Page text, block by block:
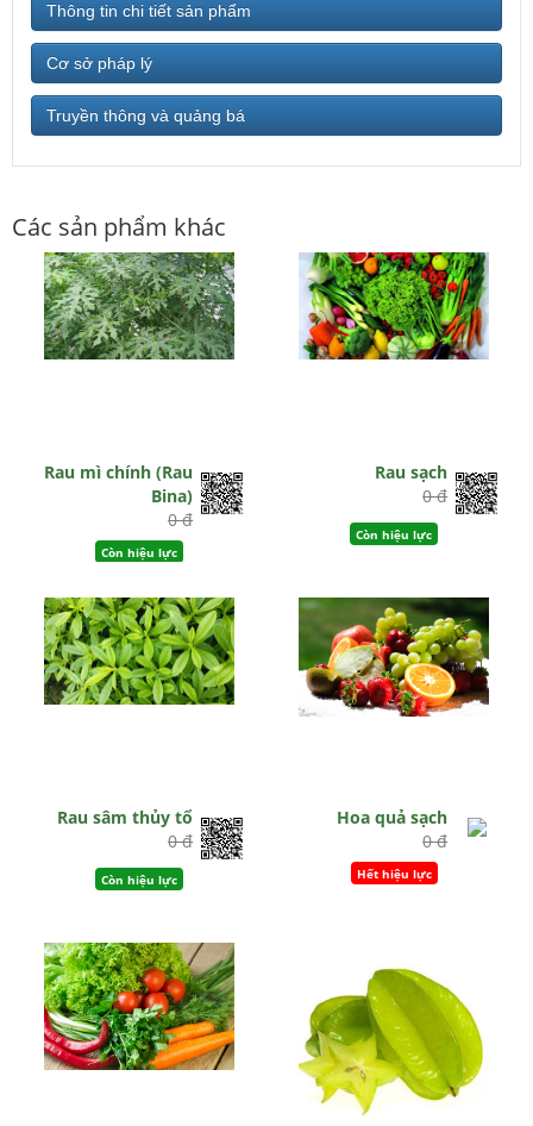
Thông tin chi tiết sản phẩm
Cơ sở pháp lý
Truyền thông và quảng bá
Các sản phẩm khác
Rau mì chính (Rau
Bina)
0 đ
Còn hiệu lực
Rau sạch
0 đ
Còn hiệu lực
Rau sâm thủy tổ
0 đ
Còn hiệu lực
Hoa quả sạch
0 đ
Hết hiệu lực